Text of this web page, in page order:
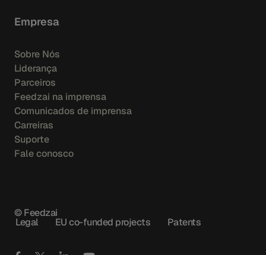
Empresa
Sobre Nós
Liderança
Parceiros
Feedzai na imprensa
Comunicados de imprensa
Carreiras
Suporte
Fale conosco
© Feedzai
Legal EU co-funded projects Patents